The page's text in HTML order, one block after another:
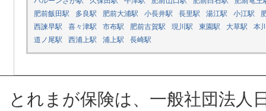
肥前飯田駅
多良駅 肥前大浦駅 小長井駅 長里駅 湯江駅 小江駅
西諫早駅
喜々津駅 市布駅 肥前古賀駅 現川駅 東園駅 大草駅
本
道ノ尾駅
西浦上駅 浦上駅 長崎駅
とれまが保険は、一般社団法人